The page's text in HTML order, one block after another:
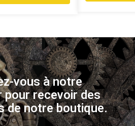
vous à notre
recevoir des
de notre boutique.